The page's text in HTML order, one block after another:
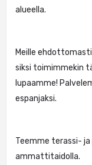
alueella.
Meille
siksi toimimmekin
lupaamme!
espanjaksi.
Teemme terassi-
ammattitaidolla.